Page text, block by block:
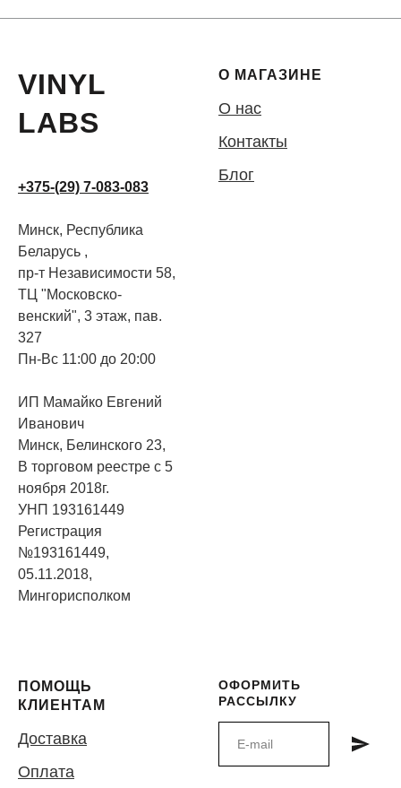
VINYL
LABS
+375-(29) 7-083-083
Минск, Республика
Беларусь ,
пр-т Независимости 58,
ТЦ "Московско-
венский", 3 этаж, пав.
327
Пн-Вс 11:00 до 20:00
ИП Мамайко Евгений
Иванович
Минск, Белинского 23,
В торговом реестре с 5
ноября 2018г.
УНП 193161449
Регистрация
№193161449,
05.11.2018,
Мингорисполком
О МАГАЗИНЕ
О нас
Контакты
Блог
ПОМОЩЬ
КЛИЕНТАМ
Доставка
Оплата
ОФОРМИТЬ
РАССЫЛКУ